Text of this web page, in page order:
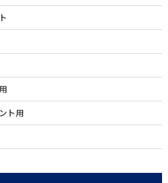
ト用